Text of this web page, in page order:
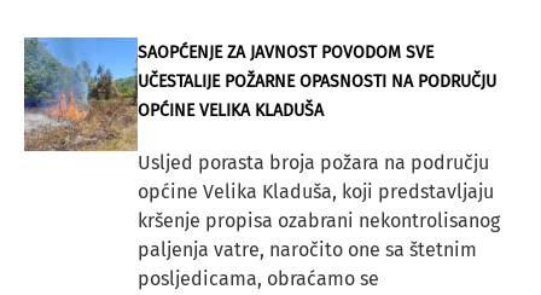
SAOPĆENJE ZA JAVNOST POVODOM SVE
UČESTALIJE POŽARNE OPASNOSTI NA PODRUČJU
OPĆINE VELIKA KLADUŠA
Usljed porasta broja požara na području
općine Velika Kladuša, koji predstavljaju
kršenje propisa ozabrani nekontrolisanog
paljenja vatre, naročito one sa štetnim
posljedicama, obraćamo se